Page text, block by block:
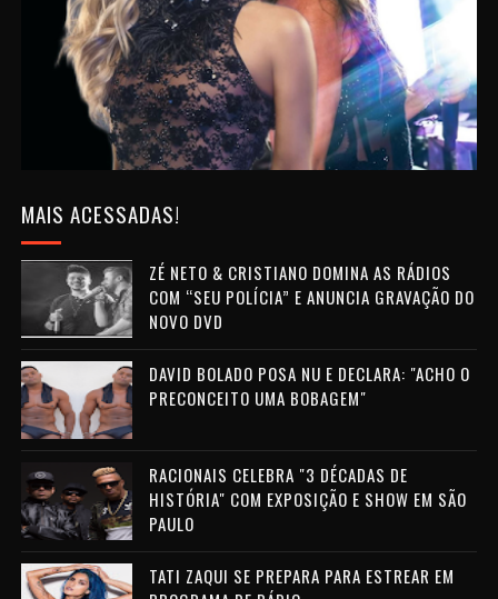
MAIS ACESSADAS!
ZÉ NETO & CRISTIANO DOMINA AS RÁDIOS
COM “SEU POLÍCIA” E ANUNCIA GRAVAÇÃO DO
NOVO DVD
DAVID BOLADO POSA NU E DECLARA: "ACHO O
PRECONCEITO UMA BOBAGEM"
RACIONAIS CELEBRA "3 DÉCADAS DE
HISTÓRIA" COM EXPOSIÇÃO E SHOW EM SÃO
PAULO
TATI ZAQUI SE PREPARA PARA ESTREAR EM